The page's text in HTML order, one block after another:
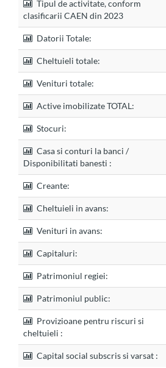
Tipul de activitate, conform
clasificarii CAEN din 2023
Datorii Totale:
Cheltuieli totale:
Venituri totale:
Active imobilizate TOTAL:
Stocuri:
Casa si conturi la banci /
Disponibilitati banesti :
Creante:
Cheltuieli in avans:
Venituri in avans:
Capitaluri:
Patrimoniul regiei:
Patrimoniul public:
Provizioane pentru riscuri si
cheltuieli :
Capital social subscris si varsat :